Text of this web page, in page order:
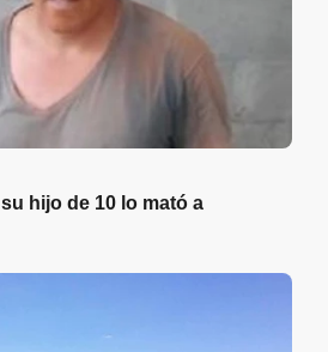
hijo de 10 lo mató a